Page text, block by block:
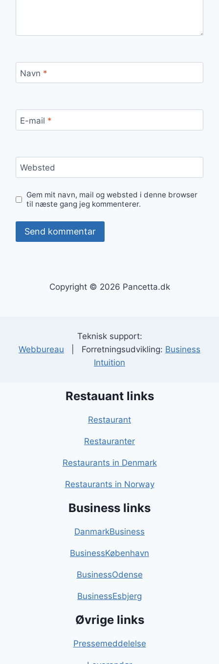
Navn *
E-mail *
Websted
Gem mit navn, mail og websted i denne browser
til næste gang jeg kommenterer.
Copyright © 2026 Pancetta.dk
Teknisk support:
Webbureau | Forretningsudvikling: Business
Intuition
Restauant links
Restaurant
Restauranter
Restaurants in Denmark
Restaurants in Norway
Business links
DanmarkBusiness
BusinessKøbenhavn
BusinessOdense
BusinessEsbjerg
Øvrige links
Pressemeddelelse